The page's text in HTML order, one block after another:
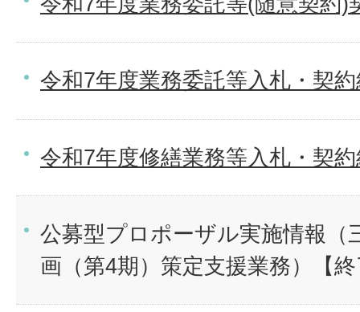
令和7年度業務委託等入札・契
令和7年度修繕業務等入札・契
公募型プロポーザル実施情報（
画（第4期）策定支援業務）【